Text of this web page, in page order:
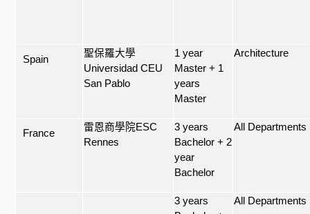
Spain
聖保羅大學
Universidad CEU
San Pablo
1 year
Master + 1
years
Master
Architecture
France
雷恩商學院ESC
Rennes
3 years
Bachelor + 2
year
Bachelor
All Departments
3 years
All Departments